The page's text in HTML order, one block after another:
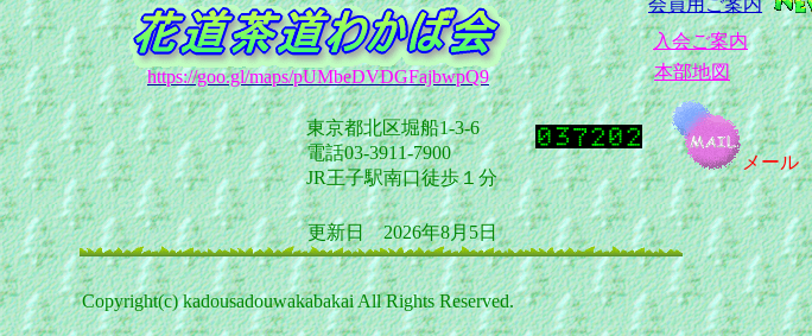
会員用ご案内
メール
更新日 2026年8月5日
入会ご案内
Copyright(c) kadousadouwakabakai All Rights Reserved.
東京都北区堀船1-3-6
電話03-3911-7900
JR王子駅南口徒歩１分
本部地図
https://goo.gl/maps/pUMbeDVDGFajbwpQ9